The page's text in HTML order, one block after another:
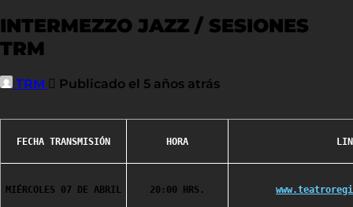
INTERMEZZO JAZZ / SESIONES
TRM
TRM Publicado el 5 años atrás
FECHA TRANSMISIÓN HORA
MIÉRCOLES 07 DE ABRIL 20:00 HRS.